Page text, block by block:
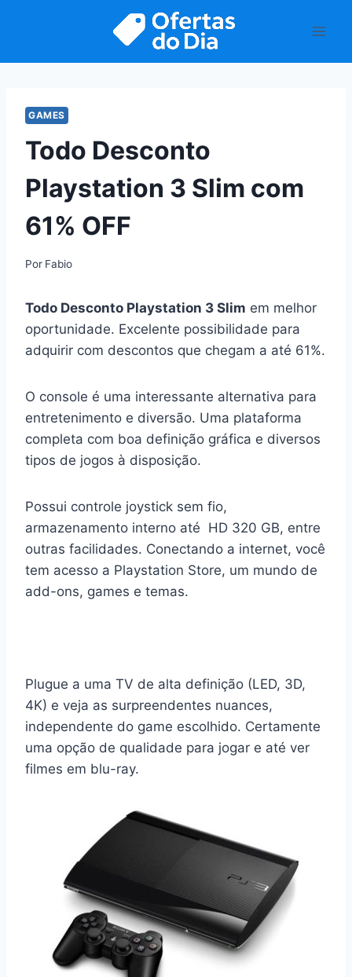
GAMES
Todo Desconto
Playstation 3 Slim com
61% OFF
Por Fabio
Todo Desconto Playstation 3 Slim em melhor
oportunidade. Excelente possibilidade para
adquirir com descontos que chegam a até 61%.
O console é uma interessante alternativa para
entretenimento e diversão. Uma plataforma
completa com boa definição gráfica e diversos
tipos de jogos à disposição.
Possui controle joystick sem fio,
armazenamento interno até HD 320 GB, entre
outras facilidades. Conectando a internet, você
tem acesso a Playstation Store, um mundo de
add-ons, games e temas.
Plugue a uma TV de alta definição (LED, 3D,
4K) e veja as surpreendentes nuances,
independente do game escolhido. Certamente
uma opção de qualidade para jogar e até ver
filmes em blu-ray.